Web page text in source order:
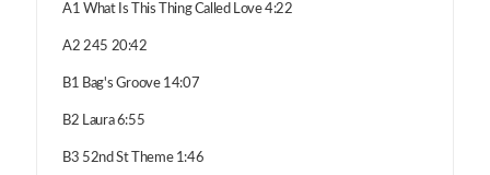
A1 What Is This Thing Called Love 4:22
A2 245 20:42
B1 Bag's Groove 14:07
B2 Laura 6:55
B3 52nd St Theme 1:46